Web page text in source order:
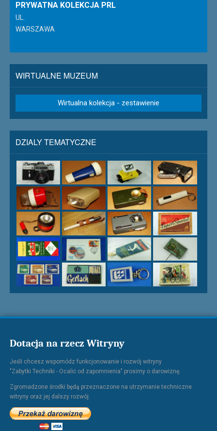
PRYWATNA KOLEKCJA PRL
UL.
WARSZAWA
WIRTUALNE MUZEUM
Wirtualna kolekcja - zestawienie
DZIALY TEMATYCZNE
Dotacja na rzecz Witryny
Jeśli chcesz wspomódz funkcjonowanie i rozwój witryny
"Zabytki Techniki - Ocalić od zapomnienia" prosimy o darowiznę.
Zgromadzone środki będą przeznaczone na utrzymanie techniczne
witryny oraz jej dalszy rozwój.